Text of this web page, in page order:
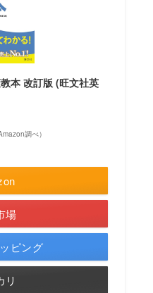
本 改訂版 (旺文社英
調べ）
場
ピング
リ